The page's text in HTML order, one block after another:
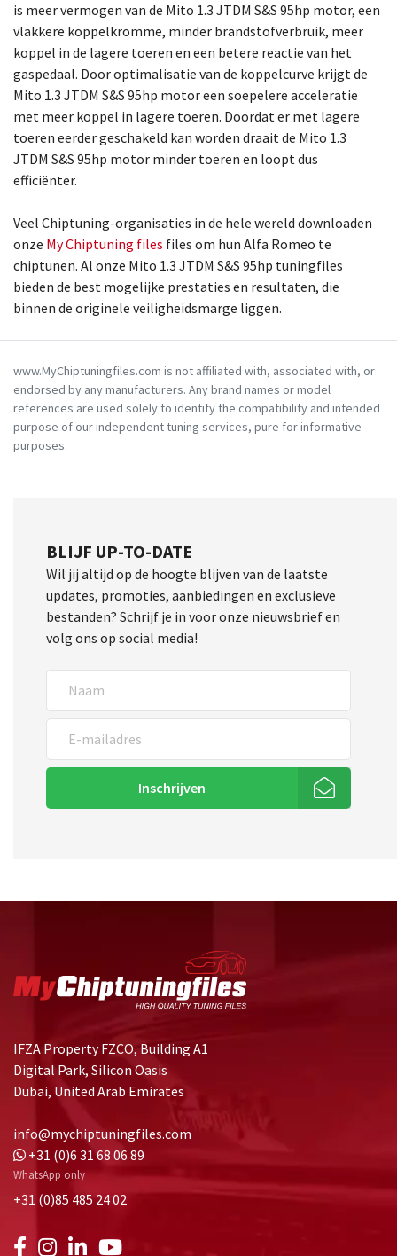
is meer vermogen van de Mito 1.3 JTDM S&S 95hp motor, een
vlakkere koppelkromme, minder brandstofverbruik, meer
koppel in de lagere toeren en een betere reactie van het
gaspedaal. Door optimalisatie van de koppelcurve krijgt de
Mito 1.3 JTDM S&S 95hp motor een soepelere acceleratie
met meer koppel in lagere toeren. Doordat er met lagere
toeren eerder geschakeld kan worden draait de Mito 1.3
JTDM S&S 95hp motor minder toeren en loopt dus
efficiënter.
Veel Chiptuning-organisaties in de hele wereld downloaden
onze My Chiptuning files files om hun Alfa Romeo te
chiptunen. Al onze Mito 1.3 JTDM S&S 95hp tuningfiles
bieden de best mogelijke prestaties en resultaten, die
binnen de originele veiligheidsmarge liggen.
www.MyChiptuningfiles.com is not affiliated with, associated with, or
endorsed by any manufacturers. Any brand names or model
references are used solely to identify the compatibility and intended
purpose of our independent tuning services, pure for informative
purposes.
BLIJF UP-TO-DATE
Wil jij altijd op de hoogte blijven van de laatste
updates, promoties, aanbiedingen en exclusieve
bestanden? Schrijf je in voor onze nieuwsbrief en
volg ons op social media!
Inschrijven
IFZA Property FZCO, Building A1
Digital Park, Silicon Oasis
Dubai, United Arab Emirates
info@mychiptuningfiles.com
+31 (0)6 31 68 06 89
WhatsApp only
+31 (0)85 485 24 02